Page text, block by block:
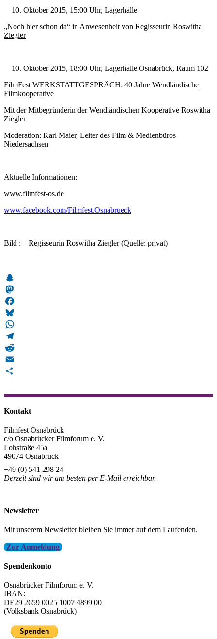
Oktober 2015, 15:00 Uhr, Lagerhalle
„Noch hier schon da“ in Anwesenheit von Regisseurin Roswitha
Ziegler
Oktober 2015, 18:00 Uhr, Lagerhalle Osnabrück, Raum 102
FilmFest WERKSTATTGESPRÄCH: 40 Jahre Wendländische
Filmkooperative
Mit der Mitbegründerin der Wendländischen Kooperative Roswitha
Ziegler
Moderation: Karl Maier, Leiter des Film & Medienbüros
Niedersachsen
Aktuelle Informationen:
www.filmfest-os.de
www.facebook.com/Filmfest.Osnabrueck
Bild : Regisseurin Roswitha Ziegler (Quelle: privat)
Snapchat
Mastodon
Facebook
Bluesky
WhatsApp
Telegram
Reddit
Email
Kontakt
Filmfest Osnabrück
c/o Osnabrücker Filmforum e. V.
Lohstraße 45a
49074 Osnabrück
+49 (0) 541 298 24
Derzeit sind wir am besten per E-Mail erreichbar.
Newsletter
Mit unserem Newsletter bleiben Sie immer auf dem Laufenden.
Zur Anmeldung
Spendenkonto
Osnabrücker Filmforum e. V.
IBAN:
DE29 2659 0025 1007 4899 00
(Volksbank Osnabrück)